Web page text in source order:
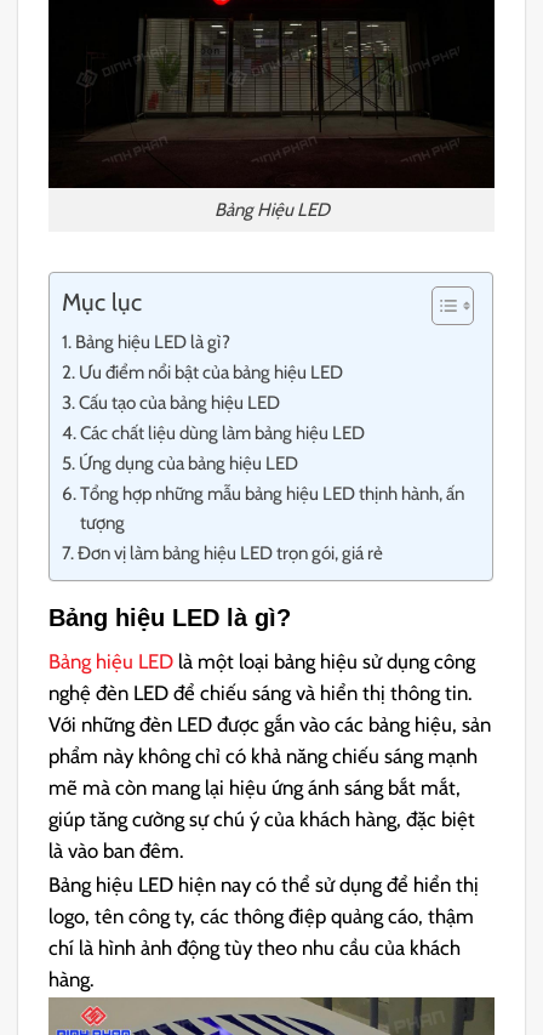
Bảng Hiệu LED
Mục lục
Bảng hiệu LED là gì?
Ưu điểm nổi bật của bảng hiệu LED
Cấu tạo của bảng hiệu LED
Các chất liệu dùng làm bảng hiệu LED
Ứng dụng của bảng hiệu LED
Tổng hợp những mẫu bảng hiệu LED thịnh hành, ấn
tượng
Đơn vị làm bảng hiệu LED trọn gói, giá rẻ
Bảng hiệu LED là gì?
Bảng hiệu LED là một loại bảng hiệu sử dụng công
nghệ đèn LED để chiếu sáng và hiển thị thông tin.
Với những đèn LED được gắn vào các bảng hiệu, sản
phẩm này không chỉ có khả năng chiếu sáng mạnh
mẽ mà còn mang lại hiệu ứng ánh sáng bắt mắt,
giúp tăng cường sự chú ý của khách hàng, đặc biệt
là vào ban đêm.
Bảng hiệu LED hiện nay có thể sử dụng để hiển thị
logo, tên công ty, các thông điệp quảng cáo, thậm
chí là hình ảnh động tùy theo nhu cầu của khách
hàng.